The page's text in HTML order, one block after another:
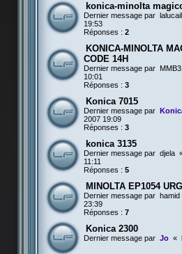
konica-minolta
Dernier message par
19:53
Réponses : 2
KONICA-MINOLTA
CODE 14H
Dernier message par
10:01
Réponses : 3
Konica 7015
Dernier message par
2007 19:09
Réponses : 3
konica 3135
Dernier message par djela
11:11
Réponses : 5
MINOLTA EP1054
Dernier message par hamid
23:39
Réponses : 7
Konica 2300
Dernier message par Jo «